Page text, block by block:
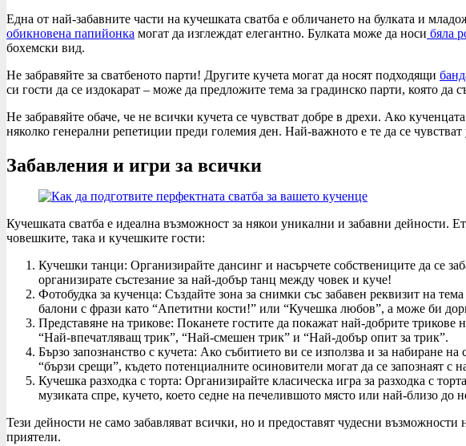
Една от най-забавните части на кучешката сватба е обличането на булката и
обикновена папийонка могат да изглеждат елегантно. Булката може да носи бяла
бохемски вид.
Не забравяйте за сватбеното парти! Другите кучета могат да носят подходящи
си гости да се издокарат – може да предложите тема за градинско парти, която да
Не забравяйте обаче, че не всички кучета се чувстват добре в дрехи. Ако
няколко генерални репетиции преди големия ден. Най-важното е те да се
Забавления и игри за всички
Кучешката сватба е идеална възможност за някои уникални и забавни дейности.
човешките, така и кучешките гости:
Кучешки танци: Организирайте дансинг и насърчете собствениците да се
организирате състезание за най-добър танц между човек и куче!
Фотобудка за кученца: Създайте зона за снимки със забавен реквизит на
балони с фрази като “Апетитни кости!” или “Кучешка любов”, а може би
Представяне на трикове: Поканете гостите да покажат най-добрите трикове
“Най-впечатляващ трик”, “Най-смешен трик” и “Най-добър опит за трик”.
Бързо запознанство с кучета: Ако събитието ви се използва и за набиране на
“бързи срещи”, където потенциалните осиновители могат да се запознаят с
Кучешка разходка с торта: Организирайте класическа игра за разходка с
музиката спре, кучето, което седне на печелившото място или най-близо до
Тези дейности не само забавляват всички, но и предоставят чудесни
приятели.